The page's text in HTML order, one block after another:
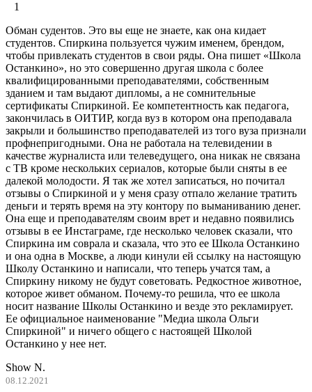
1
Обман судентов. Это вы еще не знаете, как она кидает
студентов. Спиркина пользуется чужим именем, брендом,
чтобы привлекать студентов в свои ряды. Она пишет «Школа
Останкино», но это совершенно другая школа с более
квалифицированными преподавателями, собственным
зданием и там выдают дипломы, а не сомнительные
сертификаты Спиркиной. Ее компетентность как педагога,
закончилась в ОИТИР, когда вуз в котором она преподавала
закрыли и большинство преподавателей из того вуза признали
профнепригодными. Она не работала на телевидении в
качестве журналиста или телеведущего, она никак не связана
с ТВ кроме нескольких сериалов, которые были сняты в ее
далекой молодости. Я так же хотел записаться, но почитал
отзывы о Спиркиной и у меня сразу отпало желание тратить
деньги и терять время на эту контору по выманиванию денег.
Она еще и преподавателям своим врет и недавно появились
отзывы в ее Инстаграме, где несколько человек сказали, что
Спиркина им соврала и сказала, что это ее Школа Останкино
и она одна в Москве, а люди кинули ей ссылку на настоящую
Школу Останкино и написали, что теперь учатся там, а
Спиркину никому не будут советовать. Редкостное животное,
которое живет обманом. Почему-то решила, что ее школа
носит название Школы Останкино и везде это рекламирует.
Ее официальное наименование "Медиа школа Ольги
Спиркиной" и ничего общего с настоящей Школой
Останкино у нее нет.
Show N.
08.12.2021